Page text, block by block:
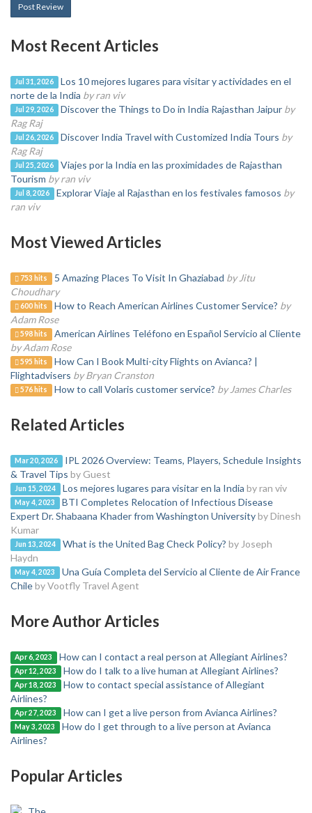
Post Review
Most Recent Articles
Jul 31, 2026
Los 10 mejores lugares para visitar y actividades en el
norte de la India by ran viv
Jul 29, 2026 Discover the Things to Do in India Rajasthan Jaipur by
Rag Raj
Jul 26, 2026 Discover India Travel with Customized India Tours by
Rag Raj
Jul 25, 2026
Viajes por la India en las proximidades de Rajasthan
Tourism by ran viv
Jul 8, 2026 Explorar Viaje al Rajasthan en los festivales famosos by
ran viv
Most Viewed Articles
753 hits 5 Amazing Places To Visit In Ghaziabad by Jitu
Choudhary
600 hits How to Reach American Airlines Customer Service? by
Adam Rose
598 hits
American Airlines Teléfono en Español Servicio al Cliente
by Adam Rose
595 hits
How Can I Book Multi-city Flights on Avianca? |
Flightadvisers by Bryan Cranston
576 hits How to call Volaris customer service? by James Charles
Related Articles
Mar 20, 2026
IPL 2026 Overview: Teams, Players, Schedule Insights
& Travel Tips by Guest
Jun 15, 2024 Los mejores lugares para visitar en la India by ran viv
May 4, 2023
BTI Completes Relocation of Infectious Disease
Expert Dr. Shabaana Khader from Washington Universityby Dinesh
Kumar
Jun 13, 2024 What is the United Bag Check Policy? by Joseph
Haydn
May 4, 2023
Una Guía Completa del Servicio al Cliente de Air France
Chileby Vootfly Travel Agent
More Author Articles
Apr 6, 2023 How can I contact a real person at Allegiant Airlines?
Apr 12, 2023 How do I talk to a live human at Allegiant Airlines?
Apr 18, 2023
How to contact special assistance of Allegiant
Airlines?
Apr 27, 2023 How can I get a live person from Avianca Airlines?
May 3, 2023
How do I get through to a live person at Avianca
Airlines?
Popular Articles